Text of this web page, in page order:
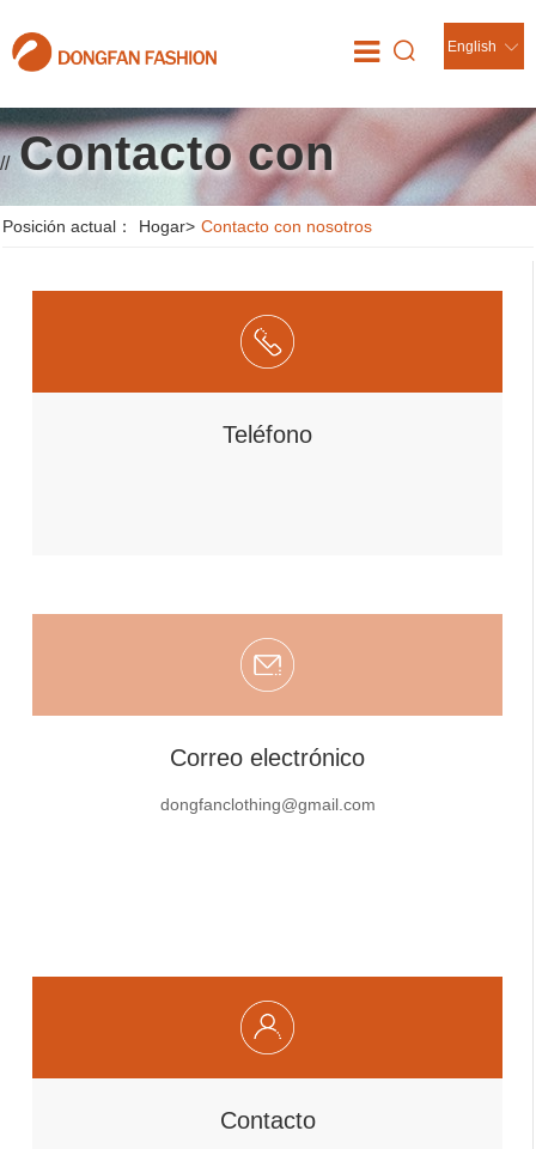
English
// Contacto con
nosotros
Posición actual： Hogar> Contacto con nosotros
Teléfono
Correo electrónico
dongfanclothing@gmail.com
Contacto